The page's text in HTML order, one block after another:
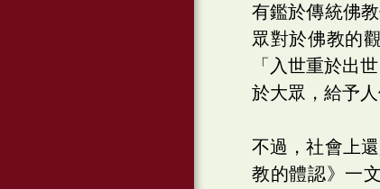
有鑑於傳統佛
眾對於佛教的
「入世重於出
於大眾，給予
不過，社會上
教的體認》一